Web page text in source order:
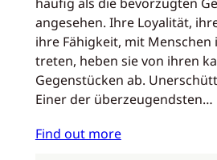
angesehen. Ihre Loyalität,
ihre Fähigkeit, mit Menschen
treten, heben sie von ihren
Gegenstücken ab.
Einer der überzeugendsten…
Find out more